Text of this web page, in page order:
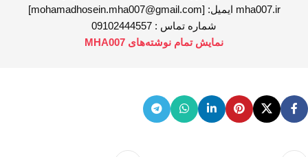
mha007.ir ایمیل: [mohamadhosein.mha007@gmail.com]
شماره تماس : 09102444557
نمایش تمام نوشته‌های MHA007